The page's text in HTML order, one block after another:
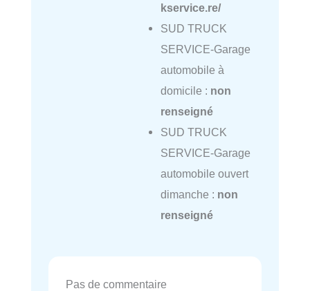
kservice.re/
SUD TRUCK
SERVICE-Garage
automobile à
domicile : non
renseigné
SUD TRUCK
SERVICE-Garage
automobile ouvert
dimanche : non
renseigné
Pas de commentaire